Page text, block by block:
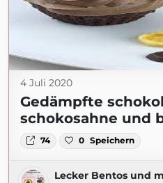
4 Juli 2020
Gedämpfte
schokosahne und
74 0 Speichern
Lecker Bentos und